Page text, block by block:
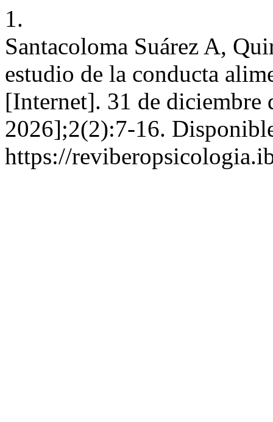
1.
Santacoloma Suárez A,
estudio de la conducta
[Internet]. 31 de diciembre
2026];2(2):7-16.
https://